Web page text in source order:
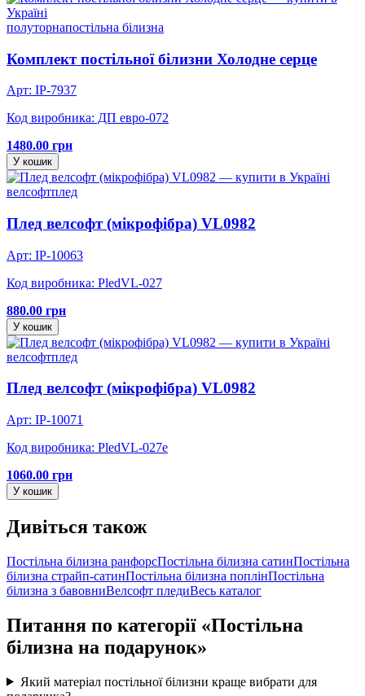
полуторнапостільна білизна
Комплект постільної білизни Холодне серце
Арт: IP-7937
Код виробника: ДП евро-072
1480.00 грн
У кошик
велсофтплед
Плед велсофт (мікрофібра) VL0982
Арт: IP-10063
Код виробника: PledVL-027
880.00 грн
У кошик
велсофтплед
Плед велсофт (мікрофібра) VL0982
Арт: IP-10071
Код виробника: PledVL-027e
1060.00 грн
У кошик
Дивіться також
Постільна білизна ранфорсПостільна білизна сатинПостільна
білизна страйп-сатинПостільна білизна поплінПостільна
білизна з бавовниВелсофт пледиВесь каталог
Питання по категорії «Постільна
білизна на подарунок»
Який матеріал постільної білизни краще вибрати для